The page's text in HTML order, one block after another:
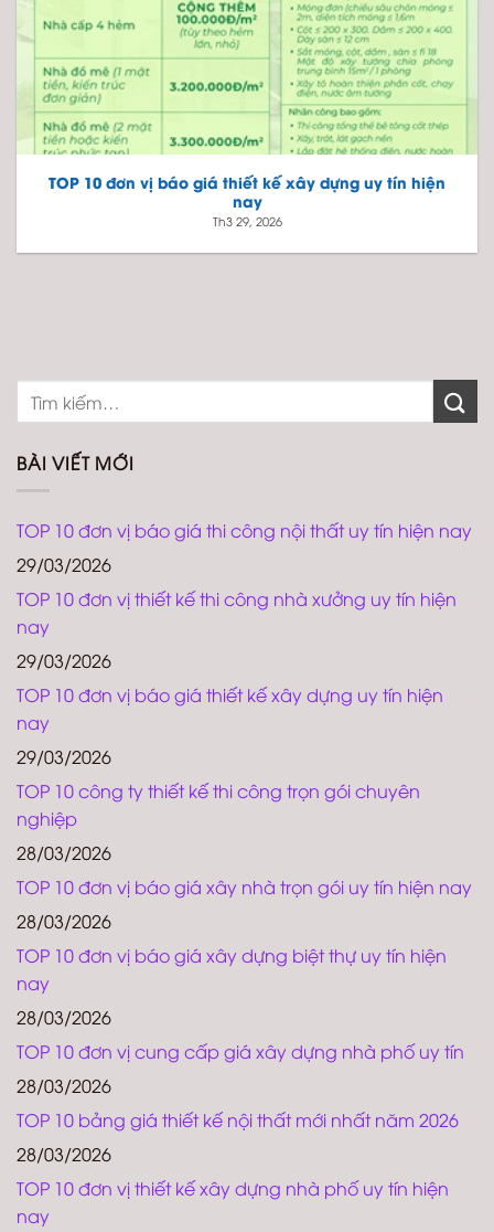
TOP 10 đơn vị báo giá thiết kế xây dựng uy tín hiện
nay
Th3 29, 2026
BÀI VIẾT MỚI
TOP 10 đơn vị báo giá thi công nội thất uy tín hiện nay
29/03/2026
TOP 10 đơn vị thiết kế thi công nhà xưởng uy tín hiện
nay
29/03/2026
TOP 10 đơn vị báo giá thiết kế xây dựng uy tín hiện
nay
29/03/2026
TOP 10 công ty thiết kế thi công trọn gói chuyên
nghiệp
28/03/2026
TOP 10 đơn vị báo giá xây nhà trọn gói uy tín hiện nay
28/03/2026
TOP 10 đơn vị báo giá xây dựng biệt thự uy tín hiện
nay
28/03/2026
TOP 10 đơn vị cung cấp giá xây dựng nhà phố uy tín
28/03/2026
TOP 10 bảng giá thiết kế nội thất mới nhất năm 2026
28/03/2026
TOP 10 đơn vị thiết kế xây dựng nhà phố uy tín hiện
nay